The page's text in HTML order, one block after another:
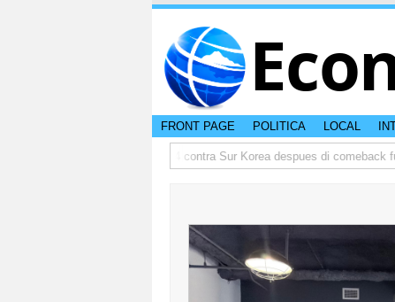
FRONT PAGE POLITICA LOCAL
Aruba ta perde 5-4 contra Sur Korea despues di comeback